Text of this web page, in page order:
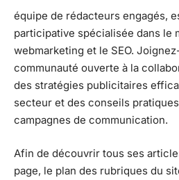
équipe de rédacteurs engagés,
participative spécialisée dans le
webmarketing et le SEO.
communauté ouverte à la
des stratégies publicitaires
secteur et des conseils
campagnes de communication.
Afin de découvrir tous ses
page, le plan des rubriques du